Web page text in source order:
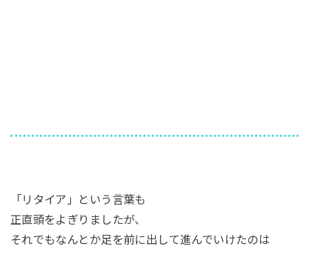
「リタイア」という言葉も
正直頭をよぎりましたが、
それでもなんとか足を前に出して進んでいけたのは